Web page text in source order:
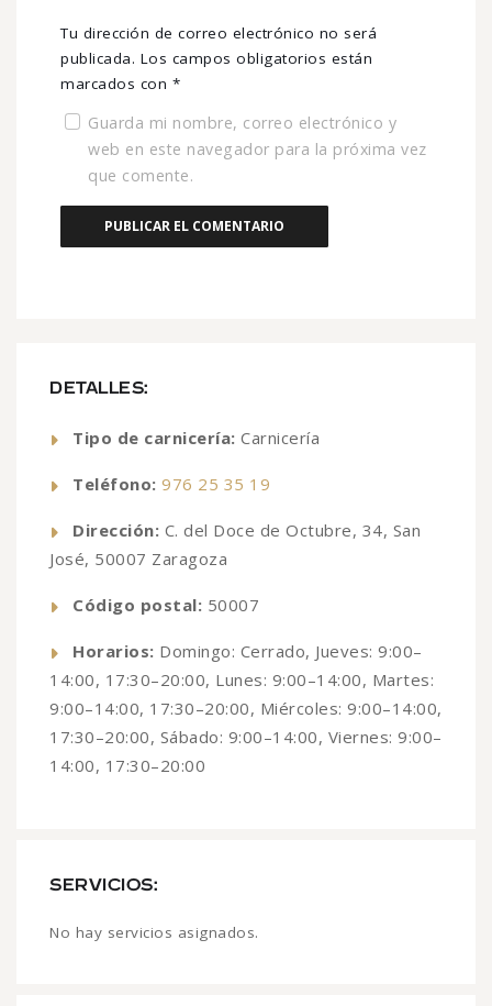
DETALLES:
Tipo de carnicería: Carnicería
Teléfono: 976 25 35 19
Dirección: C. del Doce de Octubre, 34, San
José, 50007 Zaragoza
Código postal: 50007
Horarios: Domingo: Cerrado, Jueves: 9:00–
14:00, 17:30–20:00, Lunes: 9:00–14:00, Martes:
9:00–14:00, 17:30–20:00, Miércoles: 9:00–14:00,
17:30–20:00, Sábado: 9:00–14:00, Viernes: 9:00–
14:00, 17:30–20:00
SERVICIOS:
No hay servicios asignados.
Tu dirección de correo electrónico no será
publicada. Los campos obligatorios están
marcados con *
Guarda mi nombre, correo electrónico y
web en este navegador para la próxima vez
que comente.